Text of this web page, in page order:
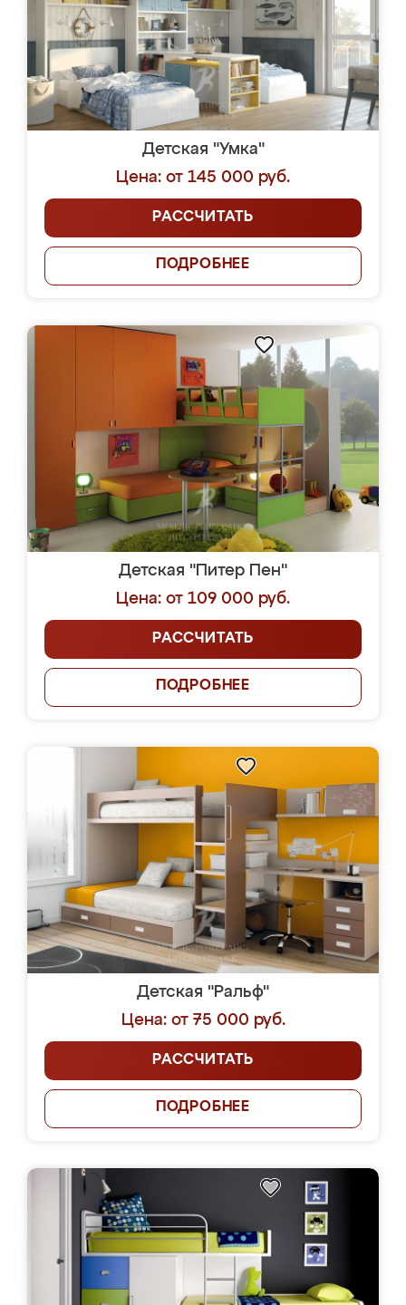
Детская "Умка"
Цена: от 145 000 руб.
РАССЧИТАТЬ
ПОДРОБНЕЕ
Детская "Питер Пен"
Цена: от 109 000 руб.
РАССЧИТАТЬ
ПОДРОБНЕЕ
Детская "Ральф"
Цена: от 75 000 руб.
РАССЧИТАТЬ
ПОДРОБНЕЕ